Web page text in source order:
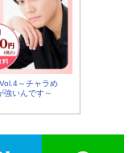
～チャラめ
強いんです～